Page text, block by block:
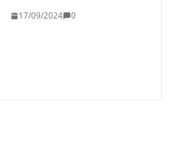
17/09/2024 0